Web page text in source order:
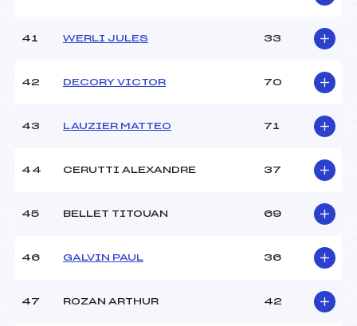
41 WERLI JULES 33
42 DECORY VICTOR 70
43 LAUZIER MATTEO 71
44 CERUTTI ALEXANDRE 37
45 BELLET TITOUAN 69
46 GALVIN PAUL 36
47 ROZAN ARTHUR 42